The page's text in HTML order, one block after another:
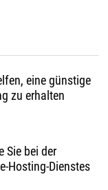
eine günstige
zu erhalten
Sie bei der
Hosting-Dienstes